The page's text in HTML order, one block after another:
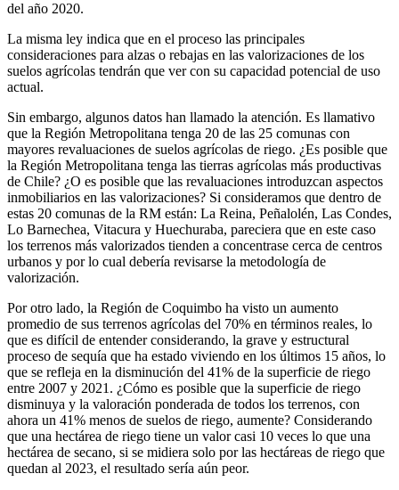
del año 2020.
La misma ley indica que en el proceso las principales
consideraciones para alzas o rebajas en las valorizaciones de los
suelos agrícolas tendrán que ver con su capacidad potencial de uso
actual.
Sin embargo, algunos datos han llamado la atención. Es llamativo
que la Región Metropolitana tenga 20 de las 25 comunas con
mayores revaluaciones de suelos agrícolas de riego. ¿Es posible que
la Región Metropolitana tenga las tierras agrícolas más productivas
de Chile? ¿O es posible que las revaluaciones introduzcan aspectos
inmobiliarios en las valorizaciones? Si consideramos que dentro de
estas 20 comunas de la RM están: La Reina, Peñalolén, Las Condes,
Lo Barnechea, Vitacura y Huechuraba, pareciera que en este caso
los terrenos más valorizados tienden a concentrase cerca de centros
urbanos y por lo cual debería revisarse la metodología de
valorización.
Por otro lado, la Región de Coquimbo ha visto un aumento
promedio de sus terrenos agrícolas del 70% en términos reales, lo
que es difícil de entender considerando, la grave y estructural
proceso de sequía que ha estado viviendo en los últimos 15 años, lo
que se refleja en la disminución del 41% de la superficie de riego
entre 2007 y 2021. ¿Cómo es posible que la superficie de riego
disminuya y la valoración ponderada de todos los terrenos, con
ahora un 41% menos de suelos de riego, aumente? Considerando
que una hectárea de riego tiene un valor casi 10 veces lo que una
hectárea de secano, si se midiera solo por las hectáreas de riego que
quedan al 2023, el resultado sería aún peor.